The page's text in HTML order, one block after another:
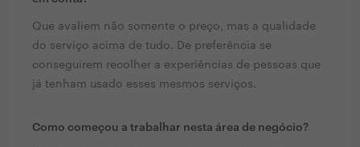
Que avaliem não somente o preço, mas a qualidade
do serviço acima de tudo. De preferência se
conseguirem recolher a experiências de pessoas que
já tenham usado esses mesmos serviços.
Como começou a trabalhar nesta área de negócio?